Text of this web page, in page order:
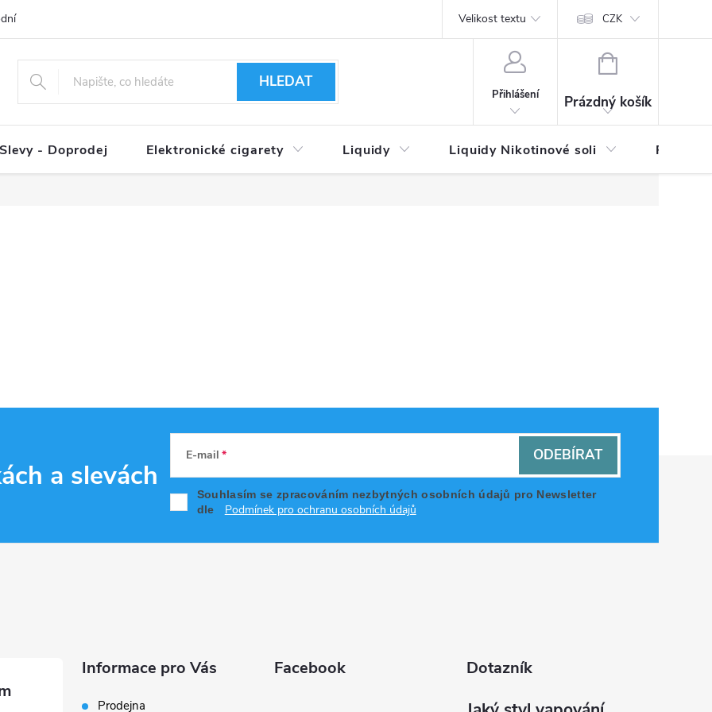
podmínky Reklamační řád Vrácení zboží a reklamace
Velikost textu CZK
HLEDAT
Přihlášení
NÁKUPNÍ
Prázdný košík
- Doprodej Elektronické cigarety Liquidy Liquidy Nikotinové soli
a slevách
E-mail
Souhlasím se zpracováním nezbytných osobních údajů pro Newsletter
dle
Podmínek pro ochranu osobních údajů
ODEBÍRAT
Informace pro Vás
Prodejna
Facebook Dotazník